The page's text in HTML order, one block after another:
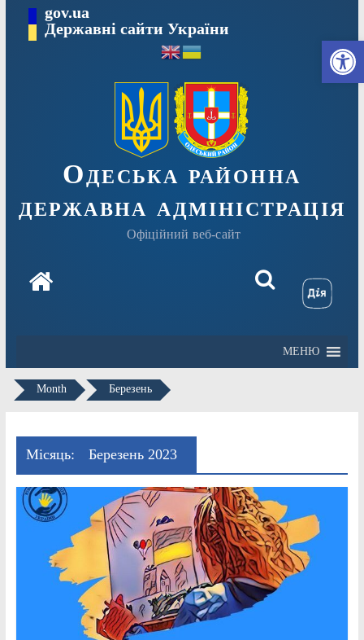
Перейтиgov.ua
Державні сайти України
Одеська районна
державна адміністрація
Офіційний веб-сайт
МЕНЮ
Month Березень
Місяць: Березень 2023